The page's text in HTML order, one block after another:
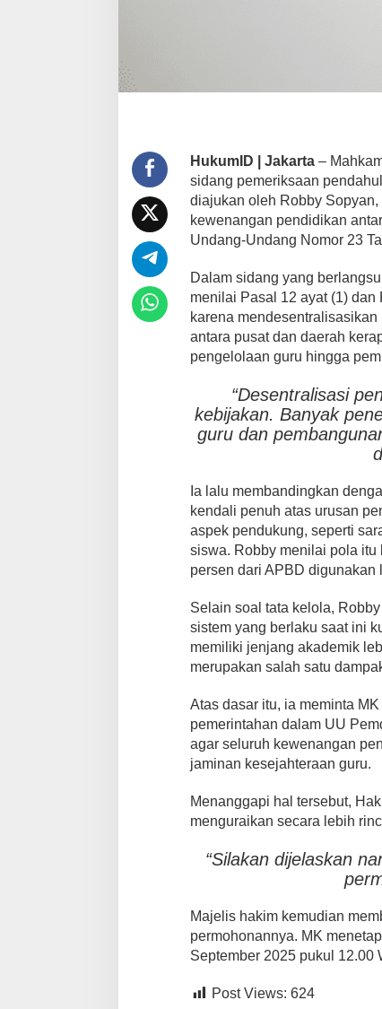
HukumID | Jakarta –
sidang pemeriksaan
diajukan oleh Robby
kewenangan pendidikan
Undang-Undang Nomor 23
Dalam sidang yang
menilai Pasal 12 ayat (1)
karena
antara pusat dan daerah
pengelolaan guru hingga
“Desentralisasi
kebijakan. Banyak
guru dan
Ia lalu membandingkan
kendali penuh atas urusan
aspek pendukung, seperti
siswa. Robby menilai pola
persen dari APBD digunakan
Selain soal tata kelola,
sistem yang berlaku saat ini
memiliki jenjang akademik
merupakan salah satu
Atas dasar itu, ia meminta
pemerintahan dalam UU
agar seluruh kewenangan
jaminan kesejahteraan guru.
Menanggapi hal tersebut,
menguraikan secara lebih
“Silakan dijelaskan
Majelis hakim kemudian
permohonannya. MK
September 2025 pukul 12.00
Post Views: 624